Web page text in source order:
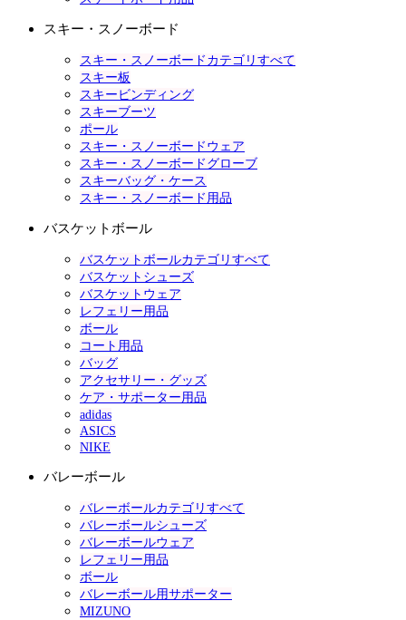
スキー・スノーボード
スキー・スノーボードカテゴリすべて
スキー板
スキービンディング
スキーブーツ
ポール
スキー・スノーボードウェア
スキー・スノーボードグローブ
スキーバッグ・ケース
スキー・スノーボード用品
バスケットボール
バスケットボールカテゴリすべて
バスケットシューズ
バスケットウェア
レフェリー用品
ボール
コート用品
バッグ
アクセサリー・グッズ
ケア・サポーター用品
adidas
ASICS
NIKE
バレーボール
バレーボールカテゴリすべて
バレーボールシューズ
バレーボールウェア
レフェリー用品
ボール
バレーボール用サポーター
MIZUNO